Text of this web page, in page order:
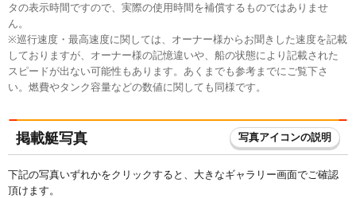
タの表示時間ですので、実際の使用時間を補償するものではありませ
ん。
※巡行速度・最高速度に関しては、オーナー様からお聞きした速度を記載
しておりますが、オーナー様の記憶違いや、船の状態により記載された
スピードが出ない可能性もあります。あくまでも参考までにご覧下さ
い。燃費やタンク容量などの数値に関しても同様です。
掲載艇写真 写真アイコンの説明
下記の写真いずれかをクリックすると、大きなギャラリー画面でご確認
頂けます。